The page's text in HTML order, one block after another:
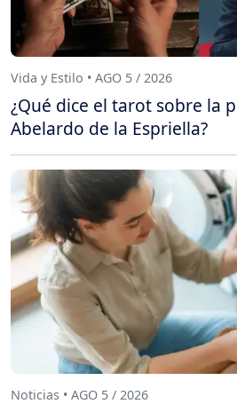
Vida y Estilo • AGO 5 / 2026
¿Qué dice el tarot sobre la
Abelardo de la Espriella?
Noticias • AGO 5 / 2026